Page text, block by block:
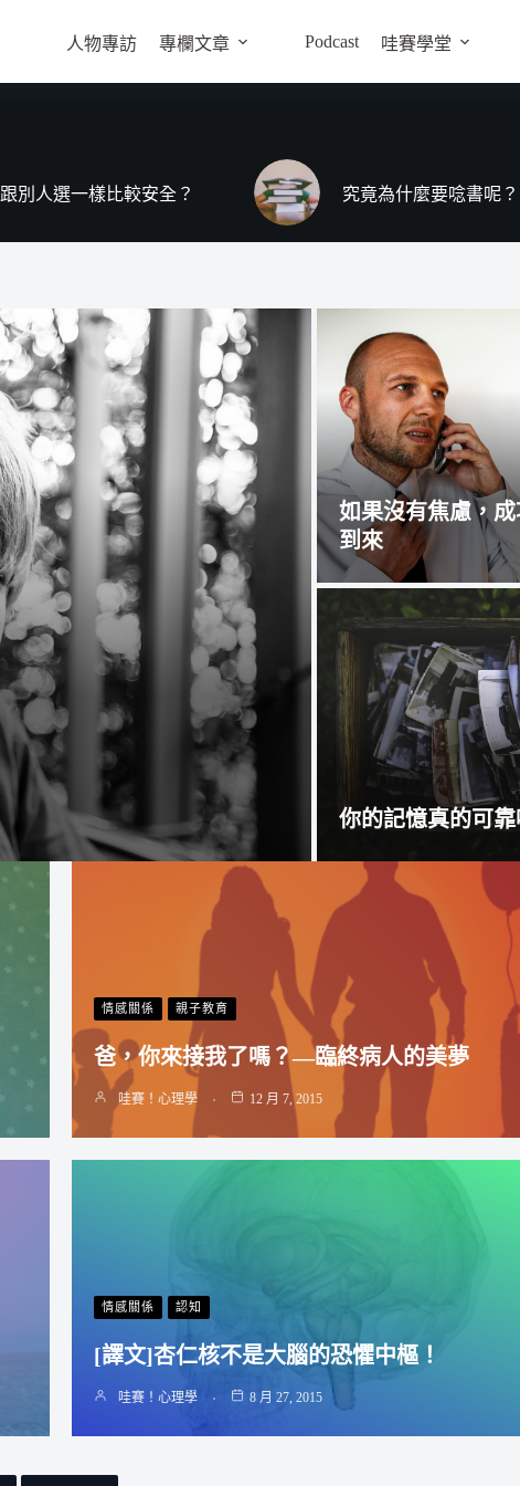
人物專訪 專欄文章 Podcast 哇賽學堂
跟別人選一樣比較安全？ 究竟為什麼要唸書呢？
如果沒有焦慮，
到來
你的記憶真的可靠
情感關係 親子教育
爸，你來接我了嗎？—臨終病人的美夢
哇賽！心理學 12 月 7, 2015
情感關係 認知
[譯文]杏仁核不是大腦的恐懼中樞！
哇賽！心理學 8 月 27, 2015